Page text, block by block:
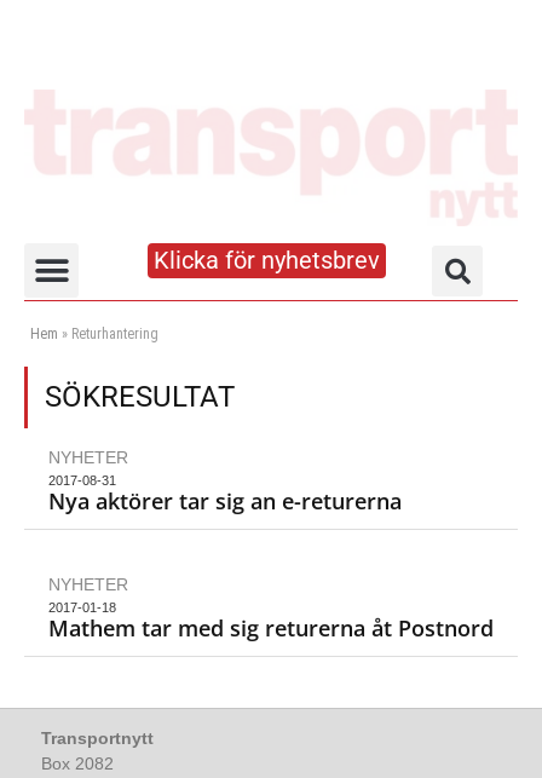
Klicka för nyhetsbrev
Hem » Returhantering
SÖKRESULTAT
NYHETER
2017-08-31
Nya aktörer tar sig an e-returerna
NYHETER
2017-01-18
Mathem tar med sig returerna åt Postnord
Transportnytt
Box 2082